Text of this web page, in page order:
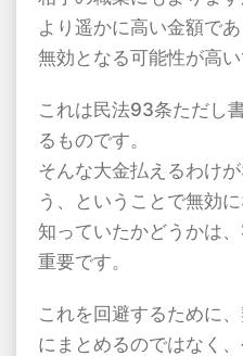
より遥かに高い金額で
無効となる可能性が高い
これは民法93条ただし
るものです。
そんな大金払えるわけ
う、ということで無効に
知っていたかどうかは
重要です。
これを回避するために
にまとめるのではなく